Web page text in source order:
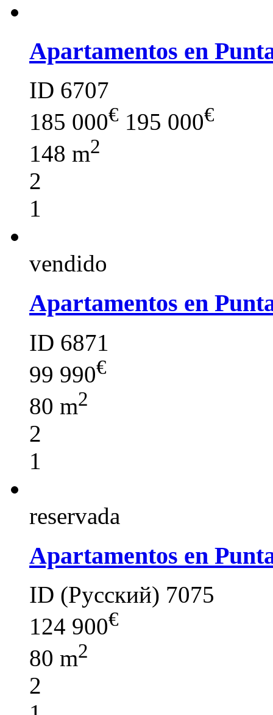
Apartamentos en
ID 6707
185 000€ 195 000€
148 m2
2
1
vendido
Apartamentos en
ID 6871
99 990€
80 m2
2
1
reservada
Apartamentos en
ID (Русский) 7075
124 900€
80 m2
2